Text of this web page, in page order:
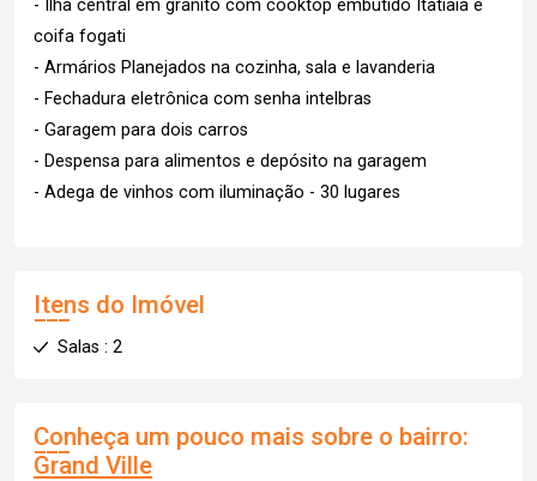
- Ilha central em granito com cooktop embutido Itatiaia e
coifa fogati
- Armários Planejados na cozinha, sala e lavanderia
- Fechadura eletrônica com senha intelbras
- Garagem para dois carros
- Despensa para alimentos e depósito na garagem
- Adega de vinhos com iluminação - 30 lugares
Itens do Imóvel
Salas : 2
Conheça um pouco mais sobre o bairro:
Grand Ville